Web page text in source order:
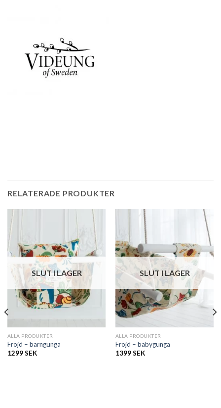
RELATERADE PRODUKTER
SLUT I LAGER
ALLA PRODUKTER
Fröjd – barngunga
1299SEK
SLUT I LAGER
ALLA PRODUKTER
Fröjd – babygunga
1399SEK